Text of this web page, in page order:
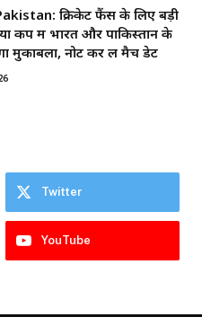
क्रिकेट फैंस के लिए बड़ी
कप में भारत और पाकिस्तान के
मुकाबला, नोट कर लें मैच डेट
Twitter
YouTube